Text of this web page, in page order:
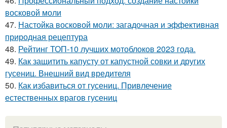
восковой моли
47. Настойка восковой моли: загадочная и эффективная
природная рецептура
48. Рейтинг ТОП-10 лучших мотоблоков 2023 года.
49. Как защитить капусту от капустной совки и других
гусениц. Внешний вид вредителя
50. Как избавиться от гусениц. Привлечение
естественных врагов гусениц